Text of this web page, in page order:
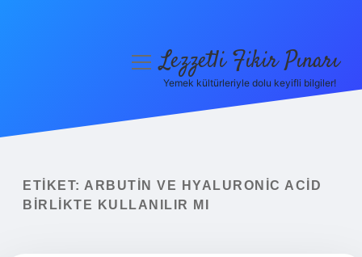
Yasal Uyarı
menüyüLezzetli Fikir Pınarı
Yemek kültürleriyle dolu keyifli bilgiler!
ETIKET: ARBUTIN VE HYALURONIC ACID
BIRLIKTE KULLANILIR MI